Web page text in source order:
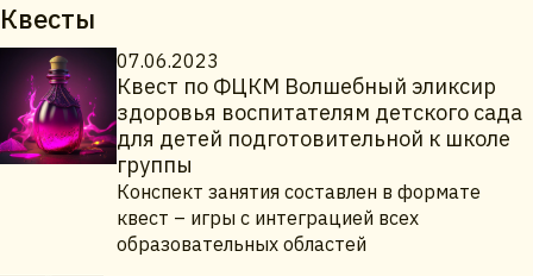
Квесты
07.06.2023
Квест по ФЦКМ Волшебный эликсир
здоровья воспитателям детского сада
для детей подготовительной к школе
группы
Конспект занятия составлен в формате
квест – игры с интеграцией всех
образовательных областей